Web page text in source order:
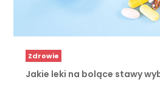
Zdrowie
Jakie leki na bolące stawy